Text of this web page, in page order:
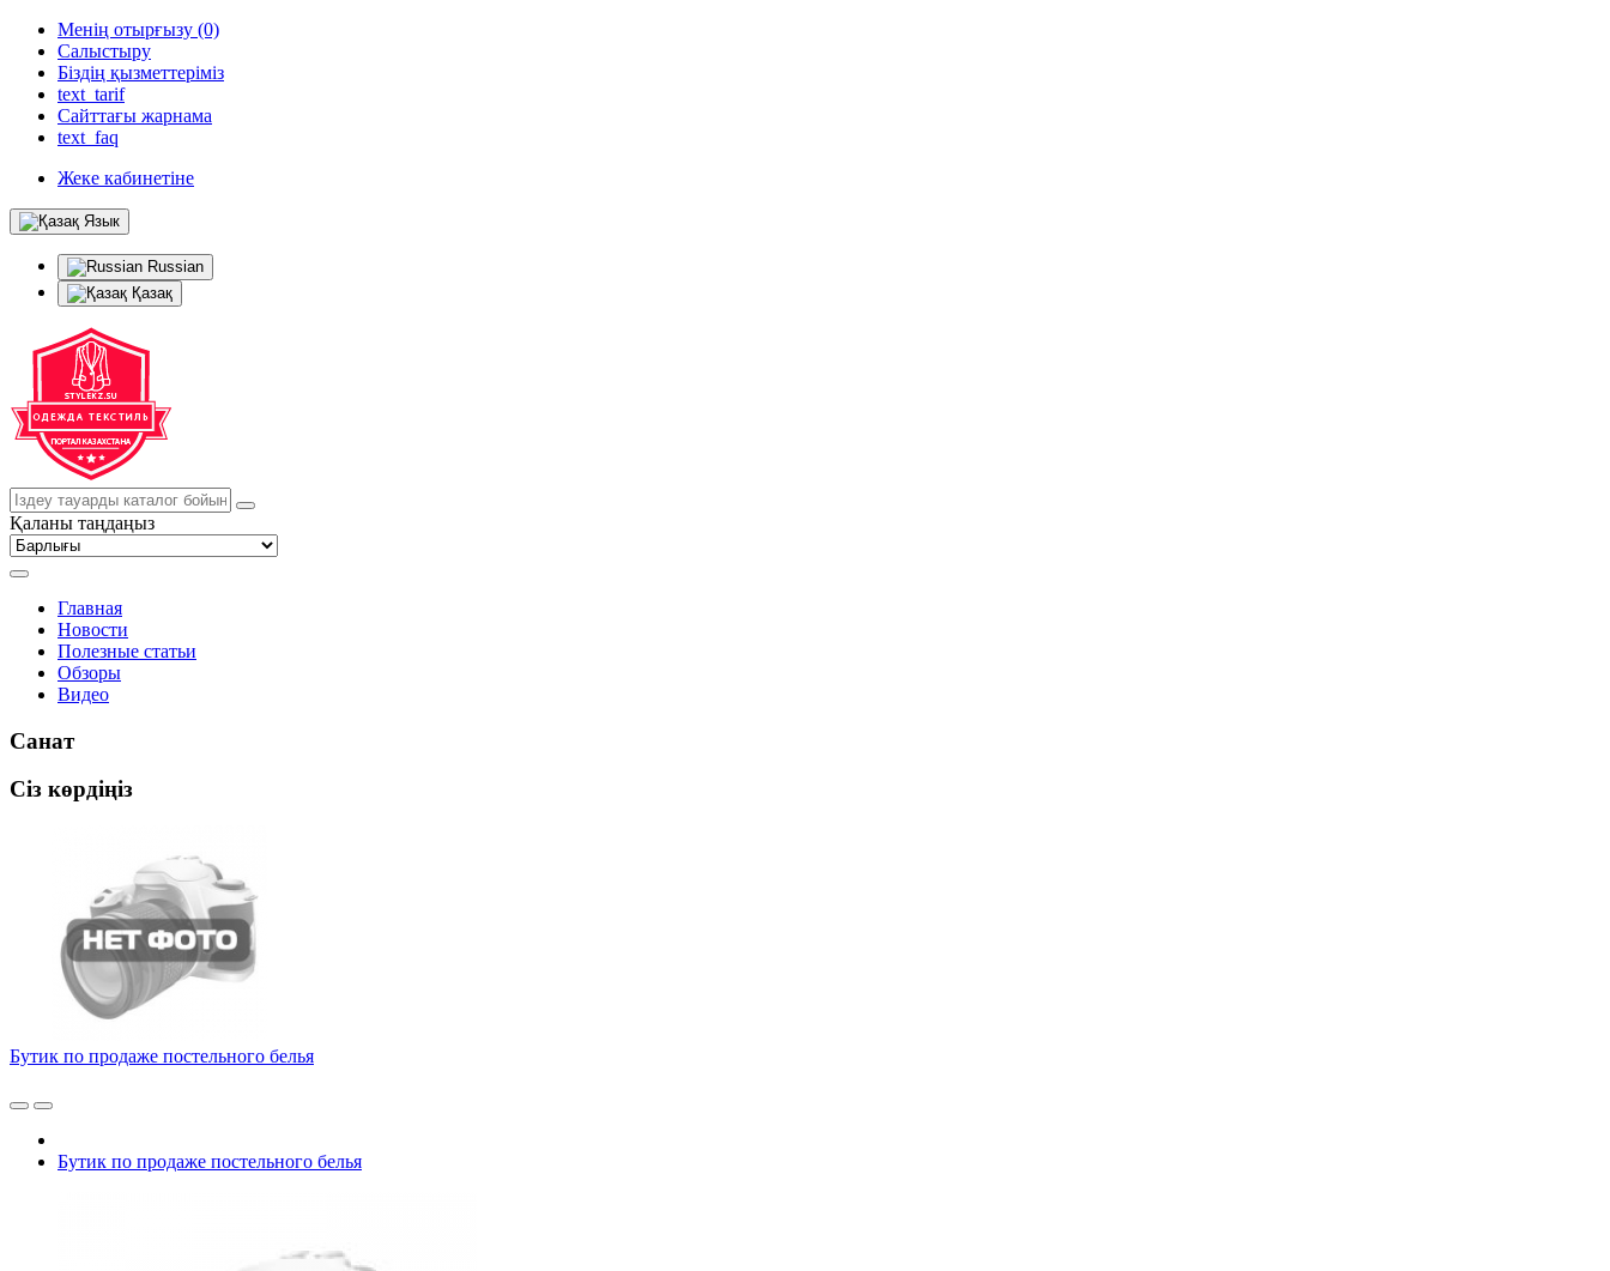
Менің отырғызу (0)
Салыстыру
Біздің қызметтеріміз
text_tarif
Сайттағы жарнама
text_faq
Жеке кабинетіне
Язык
Russian
Қазақ
Қаланы таңдаңыз
Главная
Новости
Полезные статьи
Обзоры
Видео
Санат
Сіз көрдіңіз
Бутик по продаже постельного белья
Бутик по продаже постельного белья